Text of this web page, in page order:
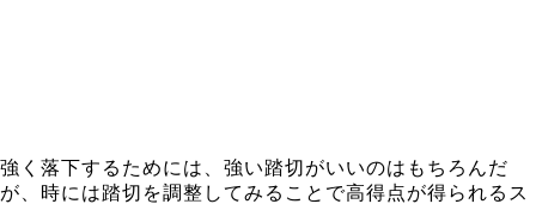
強く落下するためには、強い踏切がいいのはもちろんだ
が、時には踏切を調整してみることで高得点が得られるス